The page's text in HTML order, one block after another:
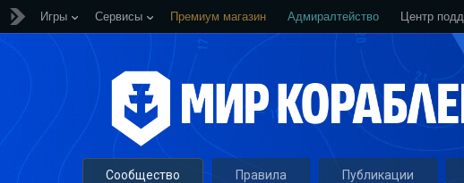
Игры Сервисы Премиум магазин Адмиралтейство Центр
Сообщество Правила Публикации